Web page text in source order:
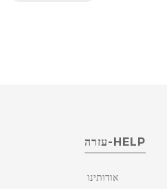
HELP-עזרה
אודותינו